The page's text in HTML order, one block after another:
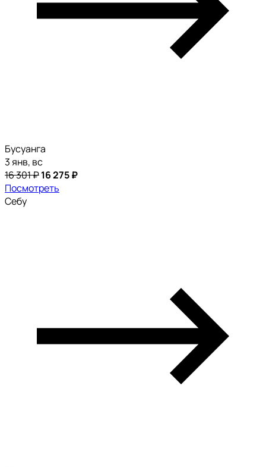
Бусуанга
3 янв, вс
16 301 ₽16 275 ₽
Посмотреть
Себу